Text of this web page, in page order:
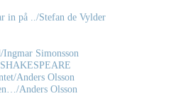
in på ../Stefan de Vylder
Simonsson
Anders Olsson
Anders Olsson